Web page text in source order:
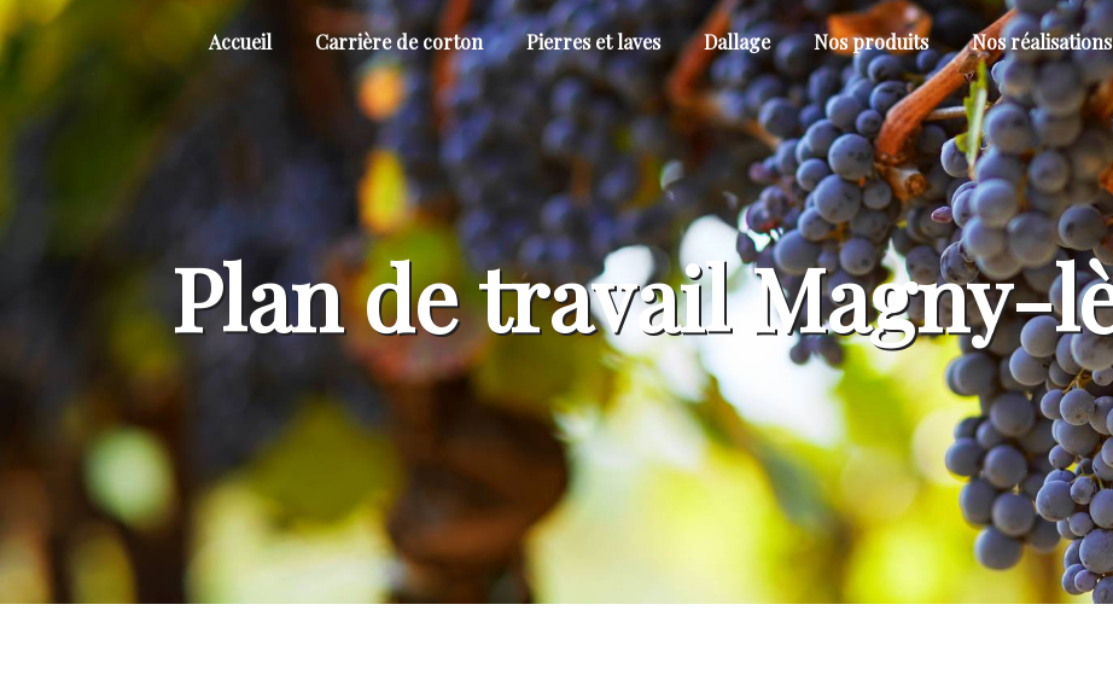
Panneau de gestion des cookies
Accueil Carrière de corton Pierres et laves Dallage Nos produits Nos réalisations
Plan de travail Magny-